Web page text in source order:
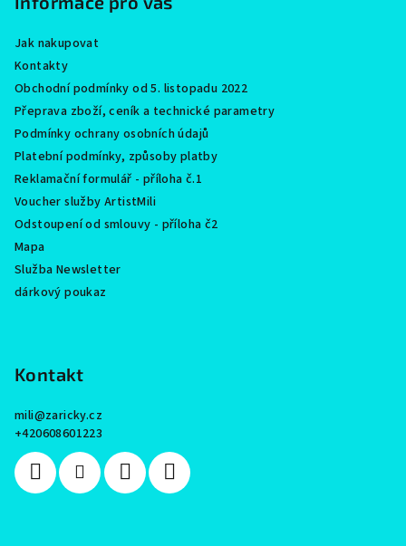
Jak nakupovat
Kontakty
Obchodní podmínky od 5. listopadu 2022
Přeprava zboží, ceník a technické parametry
Podmínky ochrany osobních údajů
Platební podmínky, způsoby platby
Reklamační formulář - příloha č.1
Voucher služby ArtistMili
Odstoupení od smlouvy - příloha č2
Mapa
Služba Newsletter
dárkový poukaz
Kontakt
mili@zaricky.cz
+420608601223